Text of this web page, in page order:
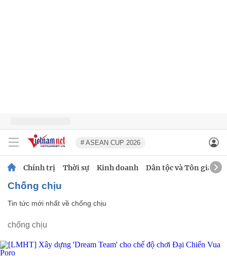
# ASEAN CUP 2026
Chính trị Thời sự Kinh doanh Dân tộc và Tôn giáo
chống chịu
Tin tức mới nhất về chống chịu
chống chịu